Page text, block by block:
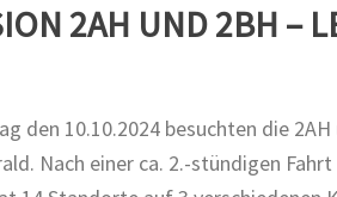
2AH UND 2BH –
den 10.10.2024 besuchten die
Nach einer ca. 2.-stündigen